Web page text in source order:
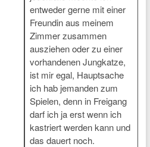
entweder gerne mit einer
Freundin aus meinem
Zimmer zusammen
ausziehen oder zu einer
vorhandenen Jungkatze,
ist mir egal, Hauptsache
ich hab jemanden zum
Spielen, denn in Freigang
darf ich ja erst wenn ich
kastriert werden kann und
das dauert noch.